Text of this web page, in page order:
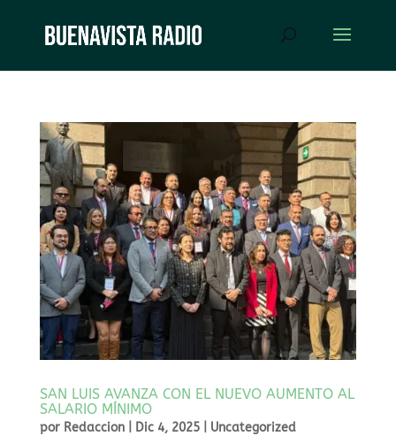
SAN LUIS AVANZA CON EL NUEVO AUMENTO AL
SALARIO MÍNIMO
por Redaccion| Dic 4, 2025| Uncategorized